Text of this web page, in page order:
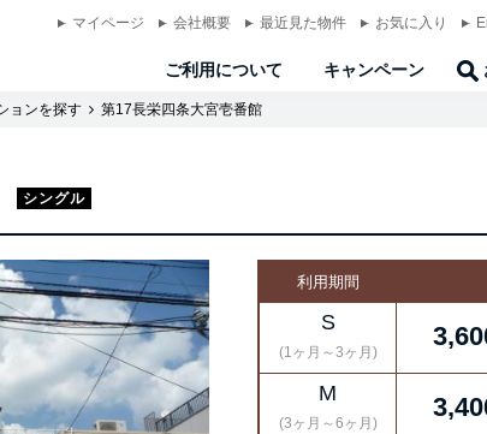
マイページ 会社概要 最近見た物件 お気に入り
ご利用について キャンペーン
ョンを探す 第17長栄四条大宮壱番館
シングル
利用期間
S
(1ヶ月～3ヶ月)
M
(3ヶ月～6ヶ月)